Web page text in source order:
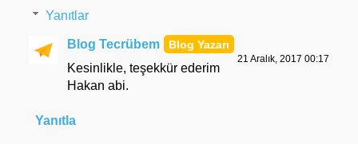
Yanıtlar
Blog Tecrübem
21 Aralık, 2017 00:17
Kesinlikle, teşekkür ederim
Hakan abi.
Yanıtla